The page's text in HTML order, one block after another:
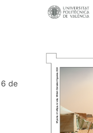
de